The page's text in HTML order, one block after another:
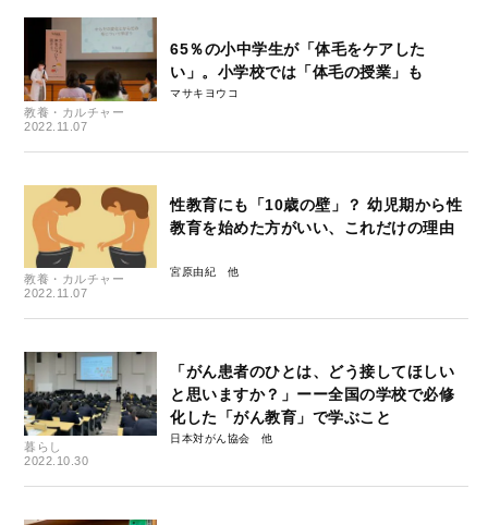
教養・カルチャー
2022.11.07
65％の小中学生が「体毛をケアした
い」。小学校では「体毛の授業」も
マサキヨウコ
教養・カルチャー
2022.11.07
性教育にも「10歳の壁」？ 幼児期から性
教育を始めた方がいい、これだけの理由
宮原由紀
暮らし
2022.10.30
「がん患者のひとは、どう接してほしい
と思いますか？」ーー全国の学校で必修
化した「がん教育」で学ぶこと
日本対がん協会